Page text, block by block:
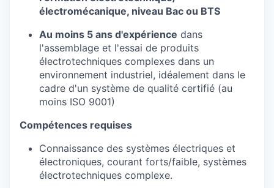
électromécanique, niveau Bac ou BTS
Au moins 5 ans d'expérience dans
l'assemblage et l'essai de produits
électrotechniques complexes dans un
environnement industriel, idéalement dans le
cadre d'un système de qualité certifié (au
moins ISO 9001)
Compétences requises
Connaissance des systèmes électriques et
électroniques, courant forts/faible, systèmes
électrotechniques complexe.